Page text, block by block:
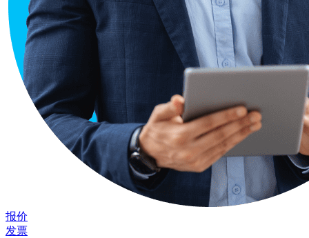
报价
发票